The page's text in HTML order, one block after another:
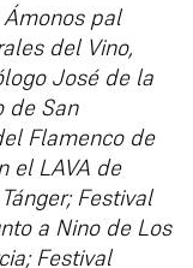
pal
del Vino,
José de la
de San
Flamenco de
el LAVA de
Festival
a Nino de Los
ia; Festival